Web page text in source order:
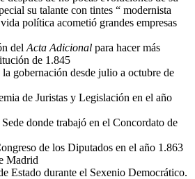
su talante con tintes “ modernista
política acometió grandes empresas
del Acta Adicional para hacer más
de 1.845
gobernación desde julio a octubre de
de Juristas y Legislación en el año
donde trabajó en el Concordato de
de los Diputados en el año 1.863
Madrid
Estado durante el Sexenio Democrático.